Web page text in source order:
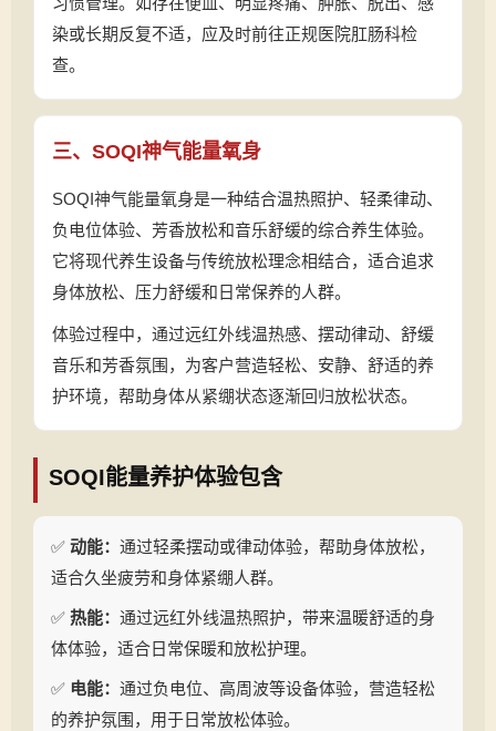
染或长期反复不适，应及时前往正规医院肛肠科检
查。
三、SOQI神气能量氧身
SOQI神气能量氧身是一种结合温热照护、轻柔律动、
负电位体验、芳香放松和音乐舒缓的综合养生体验。
它将现代养生设备与传统放松理念相结合，适合追求
身体放松、压力舒缓和日常保养的人群。
体验过程中，通过远红外线温热感、摆动律动、舒缓
音乐和芳香氛围，为客户营造轻松、安静、舒适的养
护环境，帮助身体从紧绷状态逐渐回归放松状态。
SOQI能量养护体验包含
✅ 动能： 通过轻柔摆动或律动体验，帮助身体放松，
适合久坐疲劳和身体紧绷人群。
✅ 热能： 通过远红外线温热照护，带来温暖舒适的身
体体验，适合日常保暖和放松护理。
✅ 电能： 通过负电位、高周波等设备体验，营造轻松
的养护氛围，用于日常放松体验。